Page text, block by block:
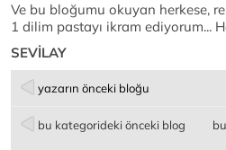
Ve bu bloğumu okuyan herkese,
1 dilim pastayı ikram ediyorum...
SEVİLAY
yazarın önceki bloğu
bu kategorideki önceki blog